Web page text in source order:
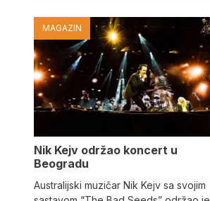
MAGAZIN
Nik Kejv održao koncert u
Beogradu
Australijski muzičar Nik Kejv sa svojim